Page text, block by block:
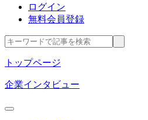
ログイン
無料会員登録
トップページ
企業インタビュー